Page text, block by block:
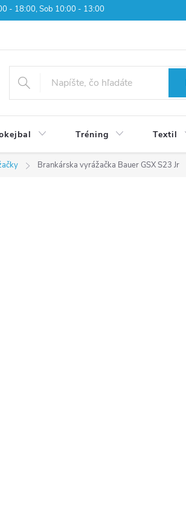
- 18:00, Sob 10:00 - 13:00
Tréning Textil
Brankárska vyrážačka Bauer GSX S23 Jr